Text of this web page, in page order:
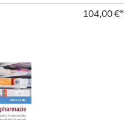
104,00 €*